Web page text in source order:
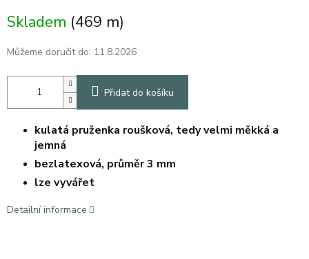
hvězdiček.
cena:
Skladem (469 m)
Můžeme doručit do: 11.8.2026
Přidat do košíku
kulatá pruženka roušková, tedy velmi měkká a
jemná
bezlatexová, průměr 3 mm
lze vyvářet
Detailní informace